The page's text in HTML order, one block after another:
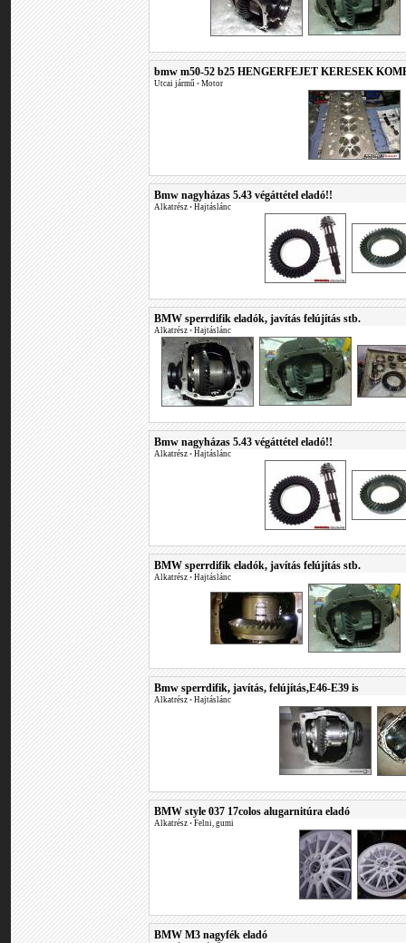
bmw m50-52 b25 HENGERFEJET KERESEK
Utcai jármű • Motor
Bmw nagyházas 5.43 végáttétel eladó!!
Alkatrész • Hajtáslánc
BMW sperrdifik eladók, javítás felújítás stb.
Alkatrész • Hajtáslánc
Bmw nagyházas 5.43 végáttétel eladó!!
Alkatrész • Hajtáslánc
BMW sperrdifik eladók, javítás felújítás stb.
Alkatrész • Hajtáslánc
Bmw sperrdifik, javítás, felújítás,E46-E39 is
Alkatrész • Hajtáslánc
BMW style 037 17colos alugarnitúra eladó
Alkatrész • Felni, gumi
BMW M3 nagyfék eladó